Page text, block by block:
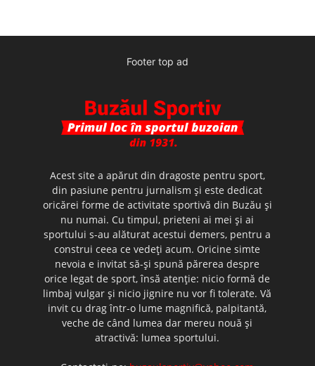
Footer top ad
Acest site a apărut din dragoste pentru sport,
din pasiune pentru jurnalism şi este dedicat
oricărei forme de activitate sportivă din Buzău şi
nu numai. Cu timpul, prieteni ai mei şi ai
sportului s-au alăturat acestui demers, pentru a
construi ceea ce vedeţi acum. Oricine simte
nevoia e invitat să-şi spună părerea despre
orice legat de sport, însă atenţie: nicio formă de
limbaj vulgar şi nicio jignire nu vor fi tolerate. Vă
invit cu drag într-o lume magnifică, palpitantă,
veche de când lumea dar mereu nouă şi
atractivă: lumea sportului.